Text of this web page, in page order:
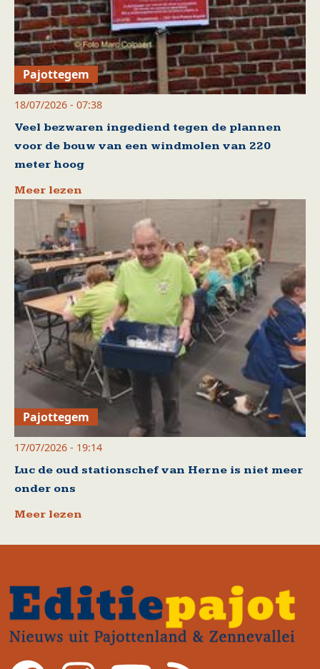
Pajottegem
18/07/2026 - 07:38
Veel bezwaren ingediend tegen de plannen
voor de bouw van een windmolen van 220
meter hoog
Meer lezen
Pajottegem
17/07/2026 - 19:14
Luc de oud stationschef van Herne is niet meer
onder ons
Meer lezen